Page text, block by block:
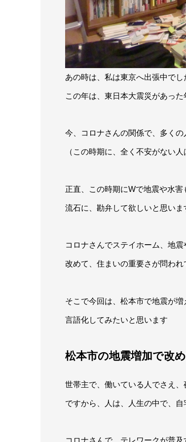
あの時は、私は東京へ出張中で
この年は、東日本大震災があっ
今、コロナさんの関係で、多く
（この時期に、全く不安がない
正直、この時期にWで地震や水害
流石に、勘弁して欲しいと思いま
コロナさんでステイホーム、地震
改めて、住まいの重要さが問われ
そこで今回は、松本市で地震が
言語化してみたいと思います
松本市の地震増加で改
世帯主で、働いている人でさえ、
ですから、人は、人生の中で、